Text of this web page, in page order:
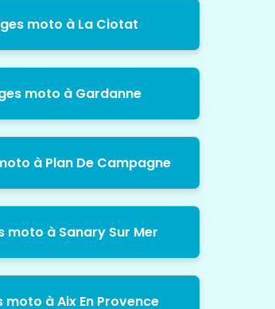
moto à La Ciotat
moto à Gardanne
à Plan De Campagne
moto à Sanary Sur Mer
moto à Aix En Provence